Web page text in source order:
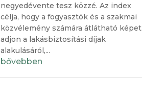
negyedévente tesz közzé. Az index
célja, hogy a fogyasztók és a szakmai
közvélemény számára átlátható képet
adjon a lakásbiztosítási díjak
alakulásáról,...
bővebben